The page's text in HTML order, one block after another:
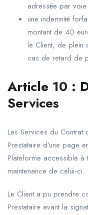
adressée par
une indemnité
montant de 40
le Client, de plein
cas de retard de
Article 10 :
Services
Les Services du
Prestataire d’une page
Plateforme accessible à
maintenance de celui-ci.
Le Client a pu prendre
Prestataire avant la